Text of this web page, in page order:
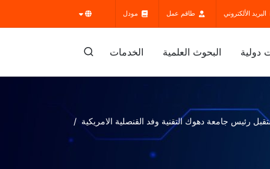
البريد الألكتروني طاقم عمل مودل
دولية البحوث العلمية الخدمات
رئيس جامعة دهوك التقنية وفد القنصلية الامريكية